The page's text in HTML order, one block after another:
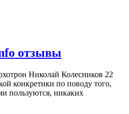
отзывы
Николай Колесников 22
конкретики по поводу того,
пользуются, никаких